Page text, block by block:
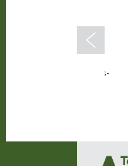
Mairie d'Écouché-les-